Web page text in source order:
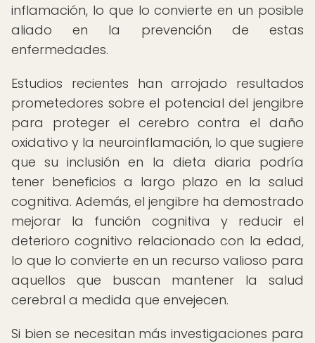
inflamación, lo que lo convierte en un posible
aliado en la prevención de estas
enfermedades.
Estudios recientes han arrojado resultados
prometedores sobre el potencial del jengibre
para proteger el cerebro contra el daño
oxidativo y la neuroinflamación, lo que sugiere
que su inclusión en la dieta diaria podría
tener beneficios a largo plazo en la salud
cognitiva. Además, el jengibre ha demostrado
mejorar la función cognitiva y reducir el
deterioro cognitivo relacionado con la edad,
lo que lo convierte en un recurso valioso para
aquellos que buscan mantener la salud
cerebral a medida que envejecen.
Si bien se necesitan más investigaciones para